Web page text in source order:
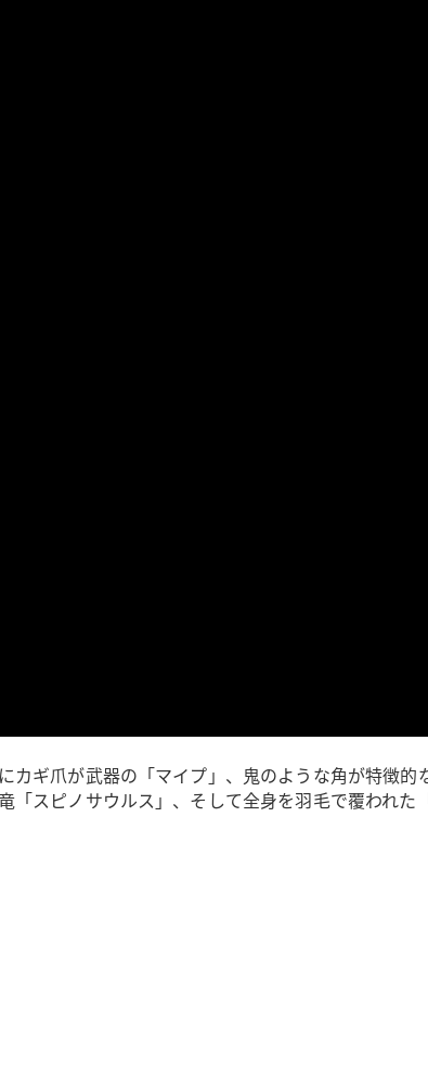
ギ爪が武器の「マイプ」、鬼のような角が特徴
スピノサウルス」、そして全身を羽毛で覆われ